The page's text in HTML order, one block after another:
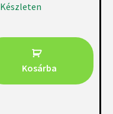
Készleten
Kosárba